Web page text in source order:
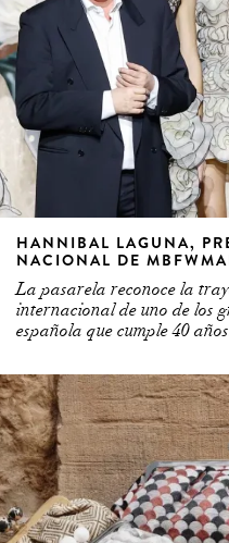
HANNIBAL LAGUNA,
NACIONAL DE
La pasarela reconoce la
internacional de uno de los
española que cumple 40